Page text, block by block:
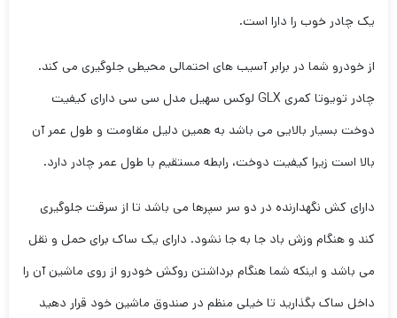
یک چادر خوب را دارا است.
از خودرو شما در برابر آسیب های احتمالی محیطی جلوگیری می کند.
چادر تویوتا کمری GLX لوکس سهیل مدل سی سی دارای کیفیت
دوخت بسیار بالایی می باشد به همین دلیل مقاومت و طول عمر آن
بالا است زیرا کیفیت دوخت، رابطه مستقیم با طول عمر چادر دارد.
دارای کش نگهدارنده در دو سر سپرها می باشد تا از سرقت جلوگیری
کند و هنگام وزش باد جا به جا نشود. دارای یک ساک برای حمل و نقل
می باشد و اینکه شما هنگام برداشتن روکش خودرو از روی ماشین آن را
داخل ساک بگذارید تا خیلی منظم در صندوق ماشین خود قرار دهید